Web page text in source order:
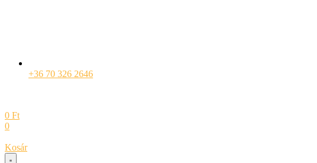
+36 70 326 2646
0 Ft
0
Kosár